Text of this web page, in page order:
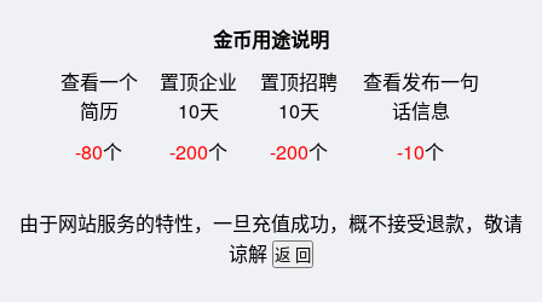
金币用途说明
查看一个
简历
置顶企业
10天
置顶招聘
10天
查看发布一句
话信息
-80个 -200个 -200个 -10个
由于网站服务的特性，一旦充值成功，概不接受退款，敬请
谅解